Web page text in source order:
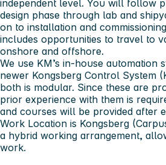
independent level. You will follow
design phase through lab and
on to installation and
includes opportunities to travel to
onshore and offshore.
We use KM’s in-house automation
newer Kongsberg Control System
both is modular. Since these are
prior experience with them is
and courses will be provided after
Work Location is Kongsberg
a hybrid working arrangement,
work.